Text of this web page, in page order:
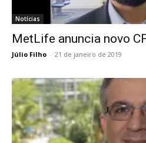
Notícias
MetLife anuncia novo
Júlio Filho - 21 de janeiro de 2019